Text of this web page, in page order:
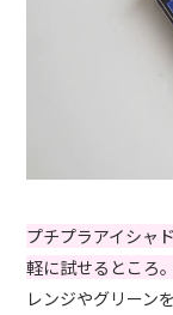
プチプラアイシャ
軽に試せるところ
レンジやグリーン